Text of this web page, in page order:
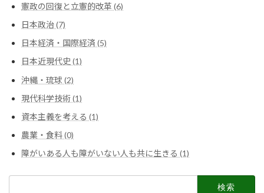
憲政の回復と立憲的改革 (6)
日本政治 (7)
日本経済・国際経済 (5)
日本近現代史 (1)
沖縄・琉球 (2)
現代科学技術 (1)
資本主義を考える (1)
農業・食料 (0)
障がいある人も障がいない人も共に生きる (1)